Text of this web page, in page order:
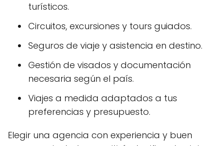
turísticos.
Circuitos, excursiones y tours guiados.
Seguros de viaje y asistencia en destino.
Gestión de visados y documentación
necesaria según el país.
Viajes a medida adaptados a tus
preferencias y presupuesto.
Elegir una agencia con experiencia y buen